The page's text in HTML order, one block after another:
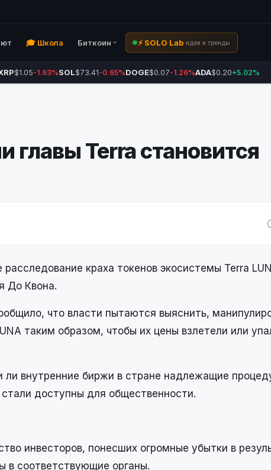
🎓 Школа Биткоин ⚡ SOLO Lab идеи и тренды
$1.05-1.63%SOL$73.41-0.65%DOGE$0.07-1.26%ADA$0.20+5.02%
главы Terra становится
краха токенов экосистемы Terra
До Квона.
что власти пытаются выяснить,
таким образом, чтобы их цены взлетели или
внутренние биржи в стране надлежащие
доступны для общественности.
инвесторов, понесших огромные убытки в
в соответствующие органы.